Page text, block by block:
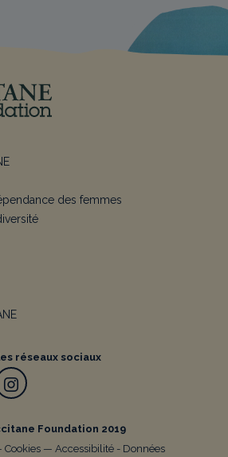
des femmes
réseaux sociaux
Foundation 2019
Cookies — Accessibilité - Données